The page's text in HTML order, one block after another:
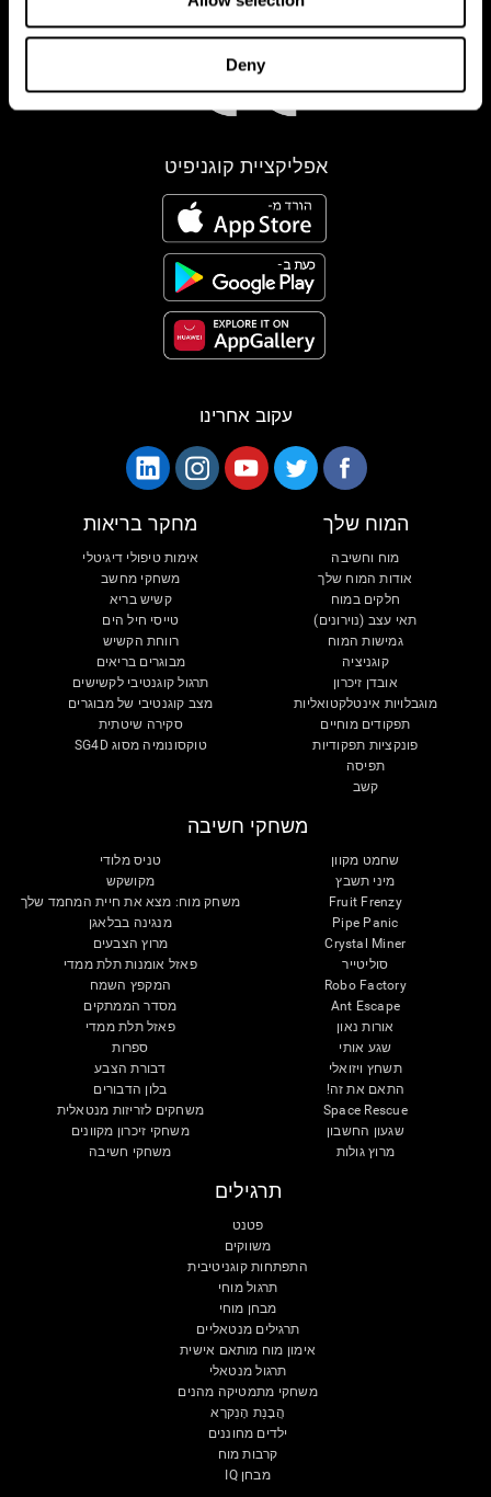
Deny
אפליקציית קוגניפיט
עקוב אחרינו
המוח שלך
מוח וחשיבה
אודות המוח שלך
חלקים במוח
תאי עצב (נוירונים)
גמישות המוח
קוגניציה
אובדן זיכרון
מוגבלויות אינטלקטואליות
תפקודים מוחיים
פונקציות תפקודיות
תפיסה
קשב
מחקר בריאות
אימות טיפולי דיגיטלי
משחקי מחשב
קשיש בריא
טייסי חיל הים
רווחת הקשיש
מבוגרים בריאים
תרגול קוגנטיבי לקשישים
מצב קוגנטיבי של מבוגרים
סקירה שיטתית
טוקסונומיה מסוג SG4D
משחקי חשיבה
שחמט מקוון
מיני תשבץ
Fruit Frenzy
Pipe Panic
Crystal Miner
סוליטייר
Robo Factory
Ant Escape
אורות נאון
שגע אותי
תשחץ ויזואלי
התאם את זה!
Space Rescue
שגעון החשבון
מרוץ גולות
טניס מלודי
מקושקש
משחק מוח: מצא את חיית המחמד שלך
מנגינה בבלאגן
מרוץ הצבעים
פאזל אומנות תלת ממדי
המקפץ השמח
מסדר הממתקים
פאזל תלת ממדי
ספרות
דבורת הצבע
בלון הדבורים
משחקים לזריזות מנטאלית
משחקי זיכרון מקוונים
משחקי חשיבה
תרגילים
פטנט
משווקים
התפתחות קוגניטיבית
תרגול מוחי
מבחן מוחי
תרגילים מנטאליים
אימון מוח מותאם אישית
תרגול מנטאלי
משחקי מתמטיקה מהנים
הֲבָנַת הָנִקרָא
ילדים מחוננים
קרבות מוח
מבחן IQ